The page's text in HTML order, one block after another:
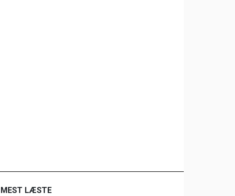
MEST LÆSTE